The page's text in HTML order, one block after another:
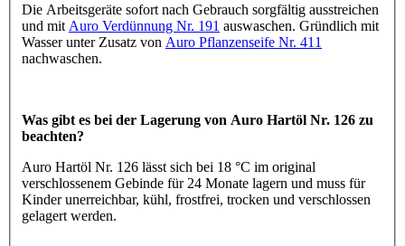
Die Arbeitsgeräte sofort nach Gebrauch sorgfältig ausstreichen
und mit Auro Verdünnung Nr. 191 auswaschen. Gründlich mit
Wasser unter Zusatz von Auro Pflanzenseife Nr. 411
nachwaschen.
Was gibt es bei der Lagerung von Auro Hartöl Nr. 126 zu
beachten?
Auro Hartöl Nr. 126 lässt sich bei 18 °C im original
verschlossenem Gebinde für 24 Monate lagern und muss für
Kinder unerreichbar, kühl, frostfrei, trocken und verschlossen
gelagert werden.